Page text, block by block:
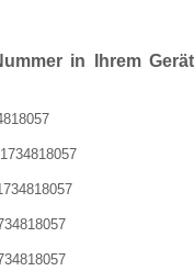
in Ihrem Gerät